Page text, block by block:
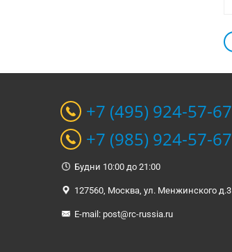
+7 (495) 924-57-67
+7 (985) 924-57-67
Будни 10:00 до 21:00
127560, Москва, ул. Менжинского д.3
E-mail: post@rc-russia.ru